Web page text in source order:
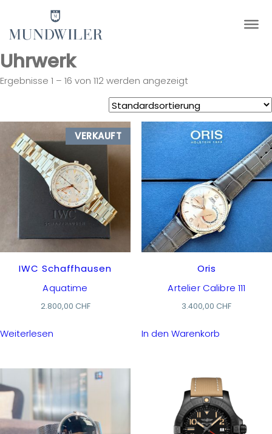
×
Uhrwerk
Ergebnisse 1 – 16 von 112 werden angezeigt
VERKAUFT
IWC Schaffhausen
Aquatime
2.800,00 CHF
Weiterlesen
Oris
Artelier Calibre 111
3.400,00CHF
In den Warenkorb